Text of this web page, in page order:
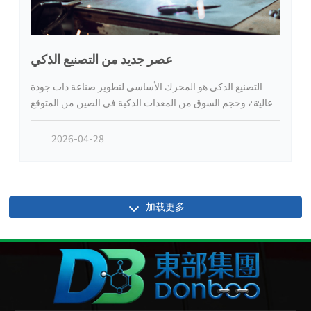
عصر جديد من التصنيع الذكي
التصنيع الذكي هو المحرك الأساسي لتطوير صناعة ذات جودة
عالية ، وحجم السوق من المعدات الذكية في الصين من المتوقع
أن تصل إلى 3.8-4.2 تريليون يوان في عام 2026 ، والروبوتات
الصناعية ، ذكي الكشف عن تصنيع مرنة وغيرها من المجالات نموا
قدرات المعدات ؛ نهاية السوق ، والطاقة الجديدة ، والفضاء ،
والطب الحيوي وغيرها من مجالات الطلب . المجموعة الشرقية
وسوتشو Anyi الروبوتات تعمل بشكل مستقل ، والتنمية التعاونية
2026-04-28
加载更多